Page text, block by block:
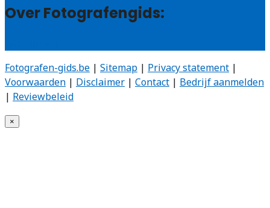
Over Fotografengids:
Fotografen-gids.be | Sitemap | Privacy statement |
Voorwaarden | Disclaimer | Contact | Bedrijf aanmelden
| Reviewbeleid
×